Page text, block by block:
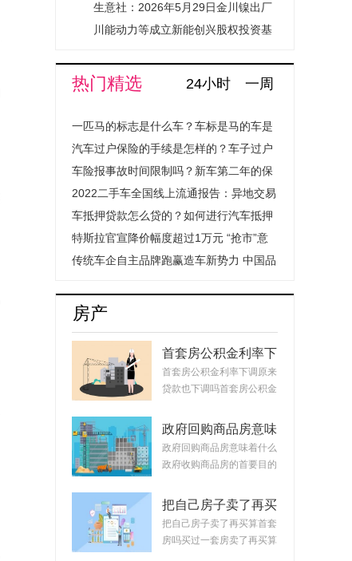
（603185）5月29日主力资金净卖出
2815.61万元
生意社：2026年5月29日金川镍出厂
价上调
川能动力等成立新能创兴股权投资基
热门精选 24小时 一周
一匹马的标志是什么车？车标是马的车是
什么汽车？
汽车过户保险的手续是怎样的？车子过户
保险费用会上涨吗？
车险报事故时间限制吗？新车第二年的保
险怎么买？
2022二手车全国线上流通报告：异地交易
量提升超1.4倍成绝对主流
车抵押贷款怎么贷的？如何进行汽车抵押
贷款程序是怎样的？
特斯拉官宣降价幅度超过1万元 “抢市”意
图明显
传统车企自主品牌跑赢造车新势力 中国品
房产
首套房公积金利率下
调原来贷款也下调
吗？公积金贷款会随
吗？
首套房公积金利率下调原来
贷款也下调吗首套房公积金
政府回购商品房意味
着什么？政府回购安
置房价格如何定？
政府回购商品房意味着什么
政府收购商品房的首要目的
把自己房子卖了再买
算首套房吗？把房子
卖掉再买房子算二套
把自己房子卖了再买算首套
房吗买过一套房卖了再买算